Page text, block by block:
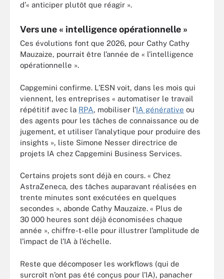
d’« anticiper plutôt que réagir ».
Vers une « intelligence opérationnelle »
Ces évolutions font que 2026, pour Cathy Cathy
Mauzaize, pourrait être l’année de « l’intelligence
opérationnelle ».
Capgemini confirme. L’ESN voit, dans les mois qui
viennent, les entreprises « automatiser le travail
répétitif avec la RPA, mobiliser l’IA générative ou
des agents pour les tâches de connaissance ou de
jugement, et utiliser l’analytique pour produire des
insights », liste Simone Nesser directrice de
projets IA chez Capgemini Business Services.
Certains projets sont déjà en cours. « Chez
AstraZeneca, des tâches auparavant réalisées en
trente minutes sont exécutées en quelques
secondes », abonde Cathy Mauzaize. « Plus de
30 000 heures sont déjà économisées chaque
année », chiffre-t-elle pour illustrer l’amplitude de
l’impact de l’IA à l’échelle.
Reste que décomposer les workflows (qui de
surcroît n’ont pas été conçus pour l’IA), panacher